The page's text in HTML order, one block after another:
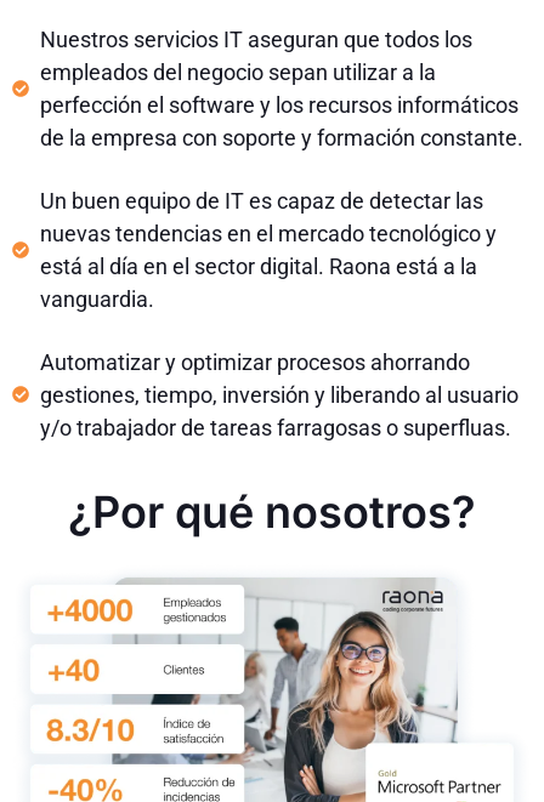
Nuestros servicios IT aseguran que todos los
empleados del negocio sepan utilizar a la
perfección el software y los recursos informáticos
de la empresa con soporte y formación constante.
Un buen equipo de IT es capaz de detectar las
nuevas tendencias en el mercado tecnológico y
está al día en el sector digital. Raona está a la
vanguardia.
Automatizar y optimizar procesos ahorrando
gestiones, tiempo, inversión y liberando al usuario
y/o trabajador de tareas farragosas o superfluas.
¿Por qué nosotros?